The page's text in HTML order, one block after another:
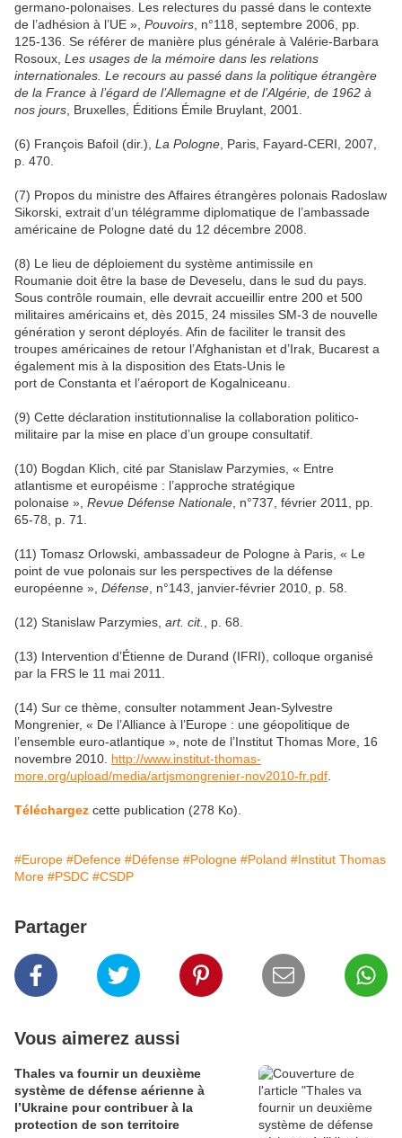
germano-polonaises. Les relectures du passé dans le contexte
de l’adhésion à l’UE », Pouvoirs , n°118, septembre 2006, pp.
125-136. Se référer de manière plus générale à Valérie-Barbara
Rosoux, Les usages de la mémoire dans les relations
internationales. Le recours au passé dans la politique étrangère
de la France à l’égard de l’Allemagne et de l’Algérie, de 1962 à
nos jours , Bruxelles, Éditions Émile Bruylant, 2001.
(6) François Bafoil (dir.), La Pologne , Paris, Fayard-CERI, 2007,
p. 470.
(7) Propos du ministre des Affaires étrangères polonais Radoslaw
Sikorski, extrait d’un télégramme diplomatique de l’ambassade
américaine de Pologne daté du 12 décembre 2008.
(8) Le lieu de déploiement du système antimissile en
Roumanie doit être la base de Deveselu, dans le sud du pays.
Sous contrôle roumain, elle devrait accueillir entre 200 et 500
militaires américains et, dès 2015, 24 missiles SM-3 de nouvelle
génération y seront déployés. Afin de faciliter le transit des
troupes américaines de retour l’Afghanistan et d’Irak, Bucarest a
également mis à la disposition des Etats-Unis le
port de Constanta et l’aéroport de Kogalniceanu.
(9) Cette déclaration institutionnalise la collaboration politico-
militaire par la mise en place d’un groupe consultatif.
(10) Bogdan Klich, cité par Stanislaw Parzymies, « Entre
atlantisme et européisme : l’approche stratégique
polonaise », Revue Défense Nationale , n°737, février 2011, pp.
65-78, p. 71.
(11) Tomasz Orlowski, ambassadeur de Pologne à Paris, « Le
point de vue polonais sur les perspectives de la défense
européenne », Défense , n°143, janvier-février 2010, p. 58.
(12) Stanislaw Parzymies, art. cit. , p. 68.
(13) Intervention d’Étienne de Durand (IFRI), colloque organisé
par la FRS le 11 mai 2011.
(14) Sur ce thème, consulter notamment Jean-Sylvestre
Mongrenier, « De l’Alliance à l’Europe : une géopolitique de
l’ensemble euro-atlantique », note de l’Institut Thomas More, 16
novembre 2010. http://www.institut-thomas-
more.org/upload/media/artjsmongrenier-nov2010-fr.pdf
Téléchargez cette publication (278 Ko).
#Europe #Defence #Défense #Pologne #Poland #Institut Thomas
More #PSDC #CSDP
Partager
Vous aimerez aussi
Thales va fournir un deuxième
système de défense aérienne à
l’Ukraine pour contribuer à la
protection de son territoire